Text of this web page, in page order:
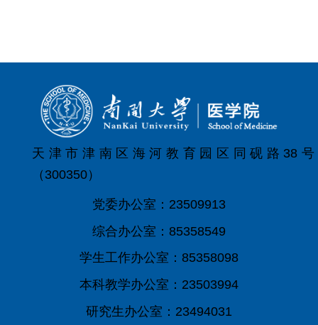
天津市津南区海河教育园区同砚路38号
（300350）
党委办公室：23509913
综合办公室：85358549
学生工作办公室：85358098
本科教学办公室：23503994
研究生办公室：23494031